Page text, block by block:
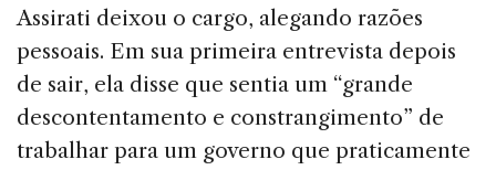
Assirati deixou o cargo, alegando razões
pessoais. Em sua primeira entrevista depois
de sair, ela disse que sentia um “grande
descontentamento e constrangimento” de
trabalhar para um governo que praticamente